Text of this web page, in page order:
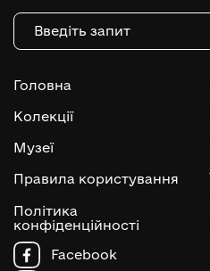
Головна
Колекції
Музеї
Правила користування
Політика
конфіденційності
Facebook